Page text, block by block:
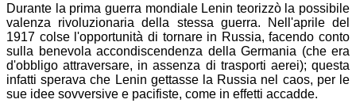
Durante la prima guerra mondiale Lenin teorizzò la possibile
valenza rivoluzionaria della stessa guerra. Nell'aprile del
1917 colse l'opportunità di tornare in Russia, facendo conto
sulla benevola accondiscendenza della Germania (che era
d'obbligo attraversare, in assenza di trasporti aerei); questa
infatti sperava che Lenin gettasse la Russia nel caos, per le
sue idee sovversive e pacifiste, come in effetti accadde.